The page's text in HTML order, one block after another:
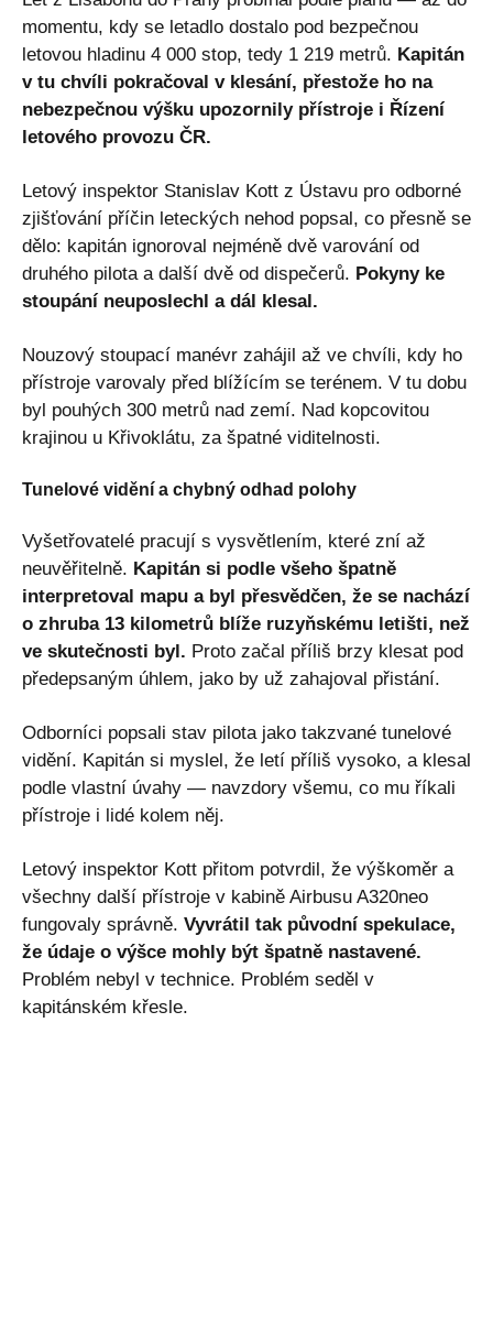
momentu, kdy se letadlo dostalo pod bezpečnou
letovou hladinu 4 000 stop, tedy 1 219 metrů. Kapitán
v tu chvíli pokračoval v klesání, přestože ho na
nebezpečnou výšku upozornily přístroje i Řízení
letového provozu ČR.
Letový inspektor Stanislav Kott z Ústavu pro odborné
zjišťování příčin leteckých nehod popsal, co přesně se
dělo: kapitán ignoroval nejméně dvě varování od
druhého pilota a další dvě od dispečerů. Pokyny ke
stoupání neuposlechl a dál klesal.
Nouzový stoupací manévr zahájil až ve chvíli, kdy ho
přístroje varovaly před blížícím se terénem. V tu dobu
byl pouhých 300 metrů nad zemí. Nad kopcovitou
krajinou u Křivoklátu, za špatné viditelnosti.
Tunelové vidění a chybný odhad polohy
Vyšetřovatelé pracují s vysvětlením, které zní až
neuvěřitelně. Kapitán si podle všeho špatně
interpretoval mapu a byl přesvědčen, že se nachází
o zhruba 13 kilometrů blíže ruzyňskému letišti, než
ve skutečnosti byl. Proto začal příliš brzy klesat pod
předepsaným úhlem, jako by už zahajoval přistání.
Odborníci popsali stav pilota jako takzvané tunelové
vidění. Kapitán si myslel, že letí příliš vysoko, a klesal
podle vlastní úvahy — navzdory všemu, co mu říkali
přístroje i lidé kolem něj.
Letový inspektor Kott přitom potvrdil, že výškoměr a
všechny další přístroje v kabině Airbusu A320neo
fungovaly správně. Vyvrátil tak původní spekulace,
že údaje o výšce mohly být špatně nastavené.
Problém nebyl v technice. Problém seděl v
kapitánském křesle.